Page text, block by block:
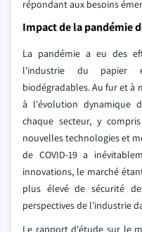
répondant aux besoins
Impact de la pandémie
La pandémie a eu des
l'industrie du papier
biodégradables. Au fur et à
à l'évolution dynamique
chaque secteur, y
nouvelles technologies et
de COVID-19 a
innovations, le marché
plus élevé de sécurité
perspectives de l'industrie
Le rapport d'étude sur le